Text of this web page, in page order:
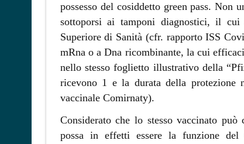
possesso del cosiddetto green pass. Non
sottoporsi ai tamponi diagnostici, il
Superiore di Sanità (cfr. rapporto ISS
mRna o a Dna ricombinante, la cui
nello stesso foglietto illustrativo della
ricevono 1 e la durata della protezione
vaccinale Comirnaty).
Considerato che lo stesso vaccinato
possa in effetti essere la funzione